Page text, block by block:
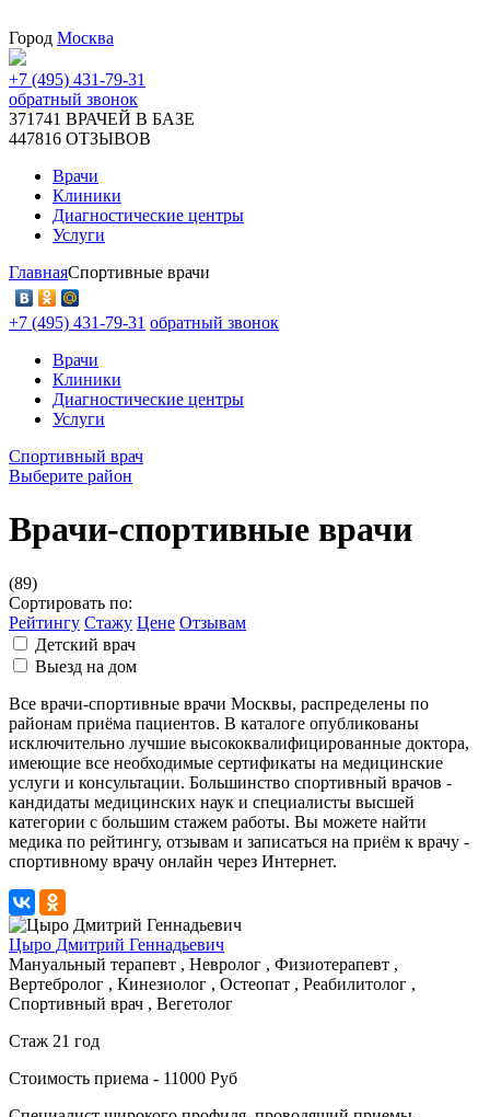
Город Москва
+7 (495) 431-79-31
обратный звонок
371741 ВРАЧЕЙ В БАЗЕ
447816 ОТЗЫВОВ
Врачи
Клиники
Диагностические центры
Услуги
ГлавнаяСпортивные врачи
+7 (495) 431-79-31 обратный звонок
Врачи
Клиники
Диагностические центры
Услуги
Спортивный врач
Выберите район
Врачи-спортивные врачи
(89)
Сортировать по:
Рейтингу Стажу Цене Отзывам
Детский врач
Выезд на дом
Все врачи-спортивные врачи Москвы, распределены по
районам приёма пациентов. В каталоге опубликованы
исключительно лучшие высококвалифицированные доктора,
имеющие все необходимые сертификаты на медицинские
услуги и консультации. Большинство спортивный врачов -
кандидаты медицинских наук и специалисты высшей
категории с большим стажем работы. Вы можете найти
медика по рейтингу, отзывам и записаться на приём к врачу -
спортивному врачу онлайн через Интернет.
Цыро Дмитрий Геннадьевич
Мануальный терапевт , Невролог , Физиотерапевт ,
Вертебролог , Кинезиолог , Остеопат , Реабилитолог ,
Спортивный врач , Вегетолог
Стаж 21 год
Стоимость приема - 11000 Руб